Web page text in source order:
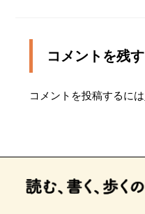
コメントを残す
コメントを投稿するには